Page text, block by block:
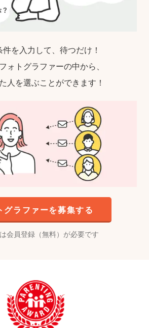
を入力して、待つだけ！
ォトグラファーの中から、
人を選ぶことができます！
グラファーを募集する
会員登録（無料）が必要です